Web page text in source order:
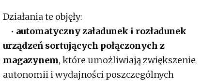
Działania te objęły:
• automatyczny załadunek i rozładunek
urządzeń sortujących połączonych z
magazynem, które umożliwiają zwiększenie
autonomii i wydajności poszczególnych